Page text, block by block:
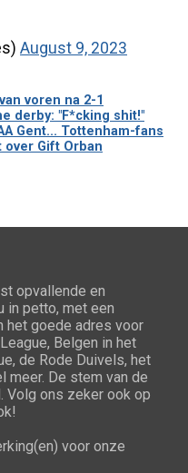
August 9, 2023
voren na 2-1
derby: "F*cking shit!"
Gent... Tottenham-fans
over Gift Orban
opvallende en
in petto, met een
het goede adres voor
Belgen in het
de Rode Duivels, het
meer. De stem van de
Volg ons zeker ook op
voor onze